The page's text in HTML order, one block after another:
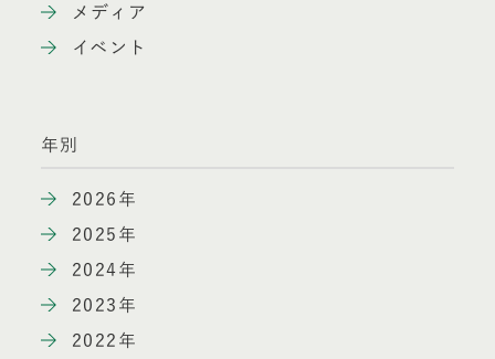
メディア
イベント
年別
2026年
2025年
2024年
2023年
2022年